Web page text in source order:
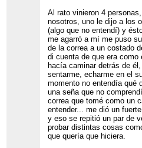
Al rato vinieron 4
nosotros, uno le dijo a los
(algo que no entendí) y
me agarró a mí me puso
de la correa a un costado
di cuenta de que era
hacía caminar detrás de
sentarme, echarme en el
momento no entendía qué
una seña que no
correa que tomé como un
entender... me dió un
y eso se repitió un par de
probar distintas cosas
que quería que hiciera.